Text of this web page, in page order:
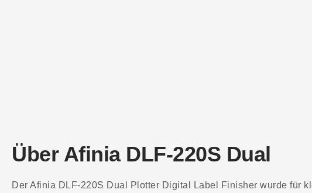
Über Afinia DLF-220S Dual
Der Afinia DLF-220S Dual Plotter Digital Label Finisher wurde für